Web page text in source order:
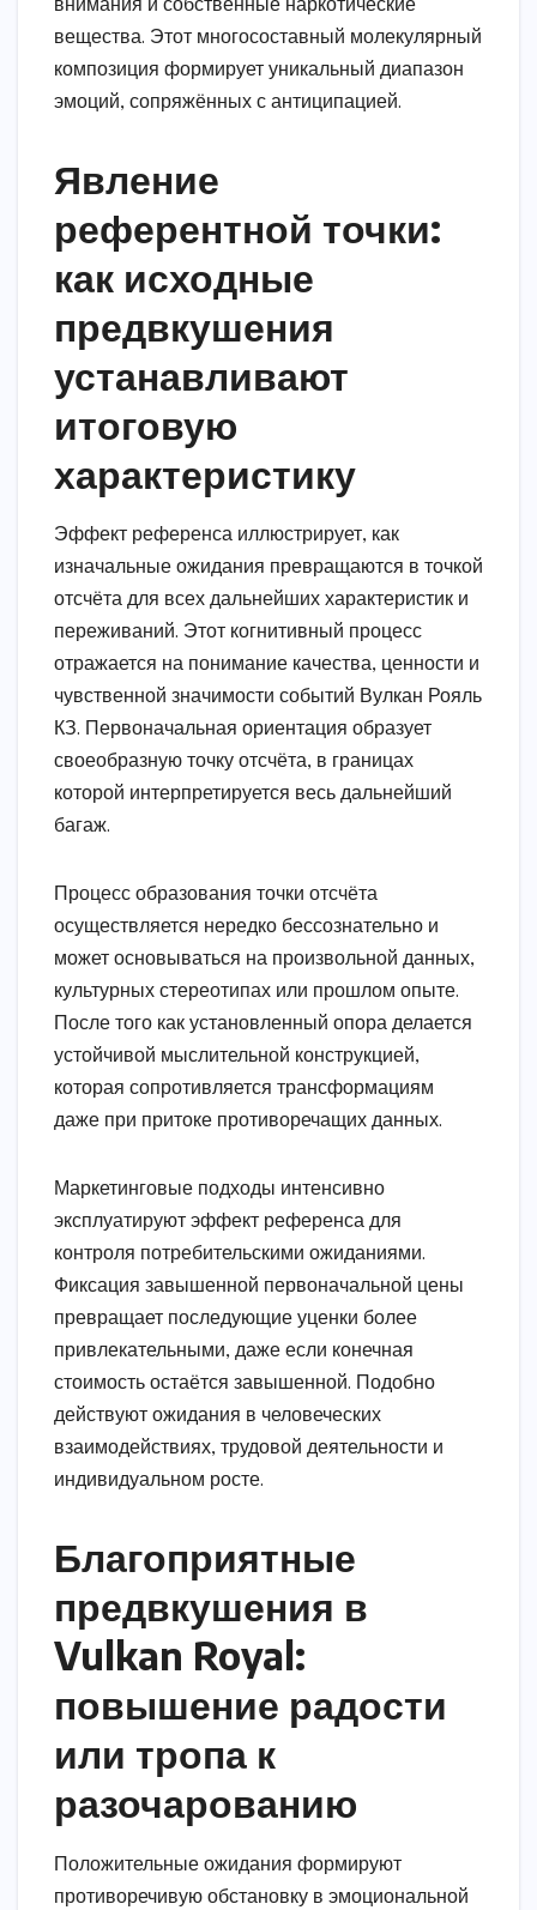
внимания и собственные наркотические
вещества. Этот многосоставный молекулярный
композиция формирует уникальный диапазон
эмоций, сопряжённых с антиципацией.
Явление
референтной точки:
как исходные
предвкушения
устанавливают
итоговую
характеристику
Эффект референса иллюстрирует, как
изначальные ожидания превращаются в точкой
отсчёта для всех дальнейших характеристик и
переживаний. Этот когнитивный процесс
отражается на понимание качества, ценности и
чувственной значимости событий Вулкан Рояль
КЗ. Первоначальная ориентация образует
своеобразную точку отсчёта, в границах
которой интерпретируется весь дальнейший
багаж.
Процесс образования точки отсчёта
осуществляется нередко бессознательно и
может основываться на произвольной данных,
культурных стереотипах или прошлом опыте.
После того как установленный опора делается
устойчивой мыслительной конструкцией,
которая сопротивляется трансформациям
даже при притоке противоречащих данных.
Маркетинговые подходы интенсивно
эксплуатируют эффект референса для
контроля потребительскими ожиданиями.
Фиксация завышенной первоначальной цены
превращает последующие уценки более
привлекательными, даже если конечная
стоимость остаётся завышенной. Подобно
действуют ожидания в человеческих
взаимодействиях, трудовой деятельности и
индивидуальном росте.
Благоприятные
предвкушения в
Vulkan Royal:
повышение радости
или тропа к
разочарованию
Положительные ожидания формируют
противоречивую обстановку в эмоциональной